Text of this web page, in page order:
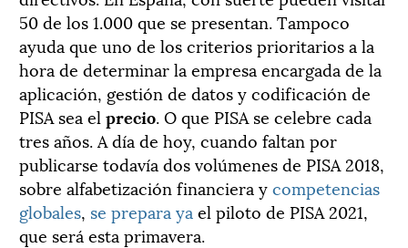
50 de los 1.000 que se presentan. Tampoco
ayuda que uno de los criterios prioritarios a la
hora de determinar la empresa encargada de la
aplicación, gestión de datos y codificación de
PISA sea el precio. O que PISA se celebre cada
tres años. A día de hoy, cuando faltan por
publicarse todavía dos volúmenes de PISA 2018,
sobre alfabetización financiera ycompetencias
globales, se prepara ya el piloto de PISA 2021,
que será esta primavera.